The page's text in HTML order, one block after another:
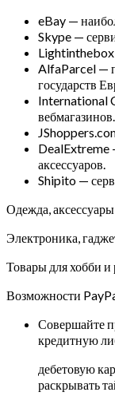
eBay —
Skype —
Lightinthebox
AlfaParcel —
государств
International
вебмагазинов.
DealExtreme
аксессуаров.
Shipito —
Одежда,
Электроника,
Товары для хобби и
Возможности
Совершайте
кредитную
дебетовую
раскрывать